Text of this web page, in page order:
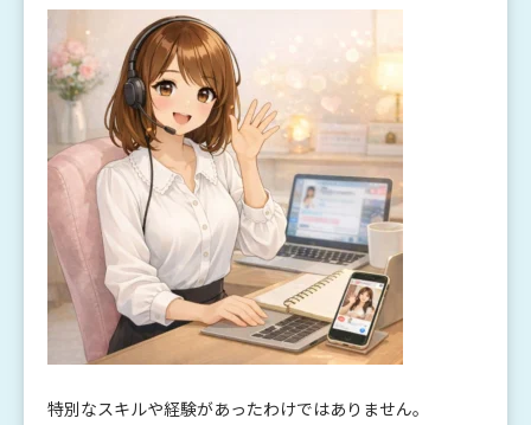
特別なスキルや経験があったわけではありません。